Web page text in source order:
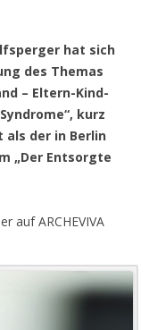
hat sich
des Themas
– Eltern-Kind-
kurz
als der in Berlin
„Der Entsorgte
auf ARCHEVIVA